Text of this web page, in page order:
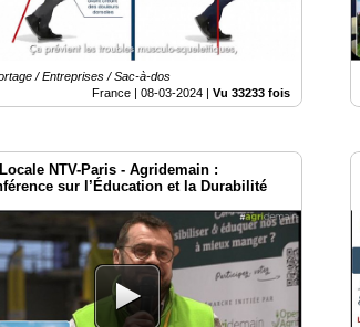
/ Entreprises / Sac-à-dos
France | 08-03-2024| Vu 33233 fois
NTV-Paris - Agridemain :
sur l’Éducation et la Durabilité